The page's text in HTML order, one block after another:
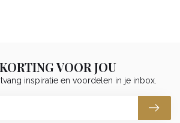
VOOR JOU
inspiratie en voordelen in je inbox.